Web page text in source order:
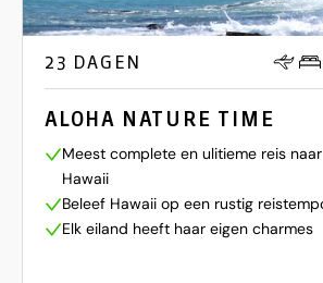
23 DAGEN
ALOHA NATURE TIME
Meest complete en ulitieme reis naar
Hawaii
Beleef Hawaii op een rustig
Elk eiland heeft haar eigen charmes